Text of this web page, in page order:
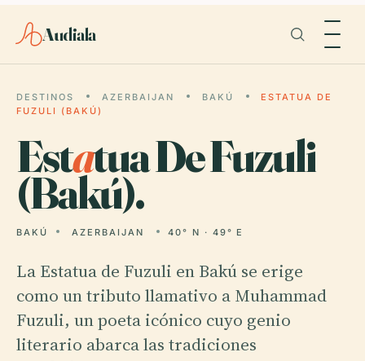
Audiala
DESTINOS AZERBAIJAN BAKÚ
ESTATUA DE
FUZULI (BAKÚ)
Estatua De Fuzuli
(Bakú).
BAKÚ AZERBAIJAN 40° N · 49° E
La Estatua de Fuzuli en Bakú se erige
como un tributo llamativo a Muhammad
Fuzuli, un poeta icónico cuyo genio
literario abarca las tradiciones